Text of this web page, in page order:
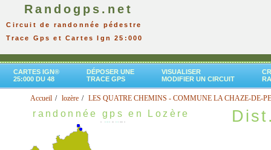
Randogps.net
Circuit de randonnée pédestre
Trace Gps et Cartes Ign 25:000
CARTES IGN®
25:000 DU 48
DÉPOSER UNE
TRACE GPS
VISUALISER
MODIFIER UN CIRCUIT
Accueil lozère LES QUATRE CHEMINS - COMMUNE LA CHAZE-DE-
randonnée gps en Lozère